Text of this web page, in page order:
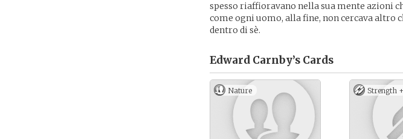
spesso riaffioravano nella sua mente azioni
come ogni uomo, alla fine, non cercava altro
dentro di sè.
Edward Carnby’s Cards
Nature Strength +